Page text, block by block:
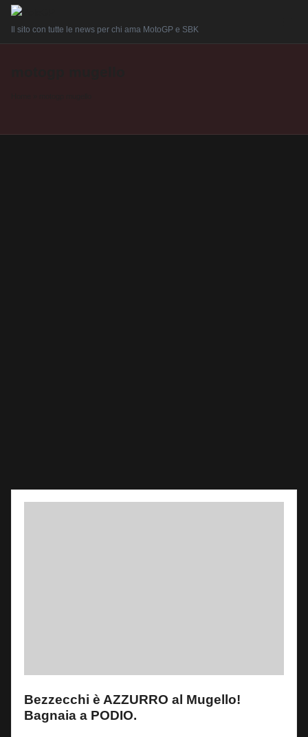
Il sito con tutte le news per chi ama MotoGP e SBK
Bezzecchi è AZZURRO al Mugello!
Bagnaia a PODIO.